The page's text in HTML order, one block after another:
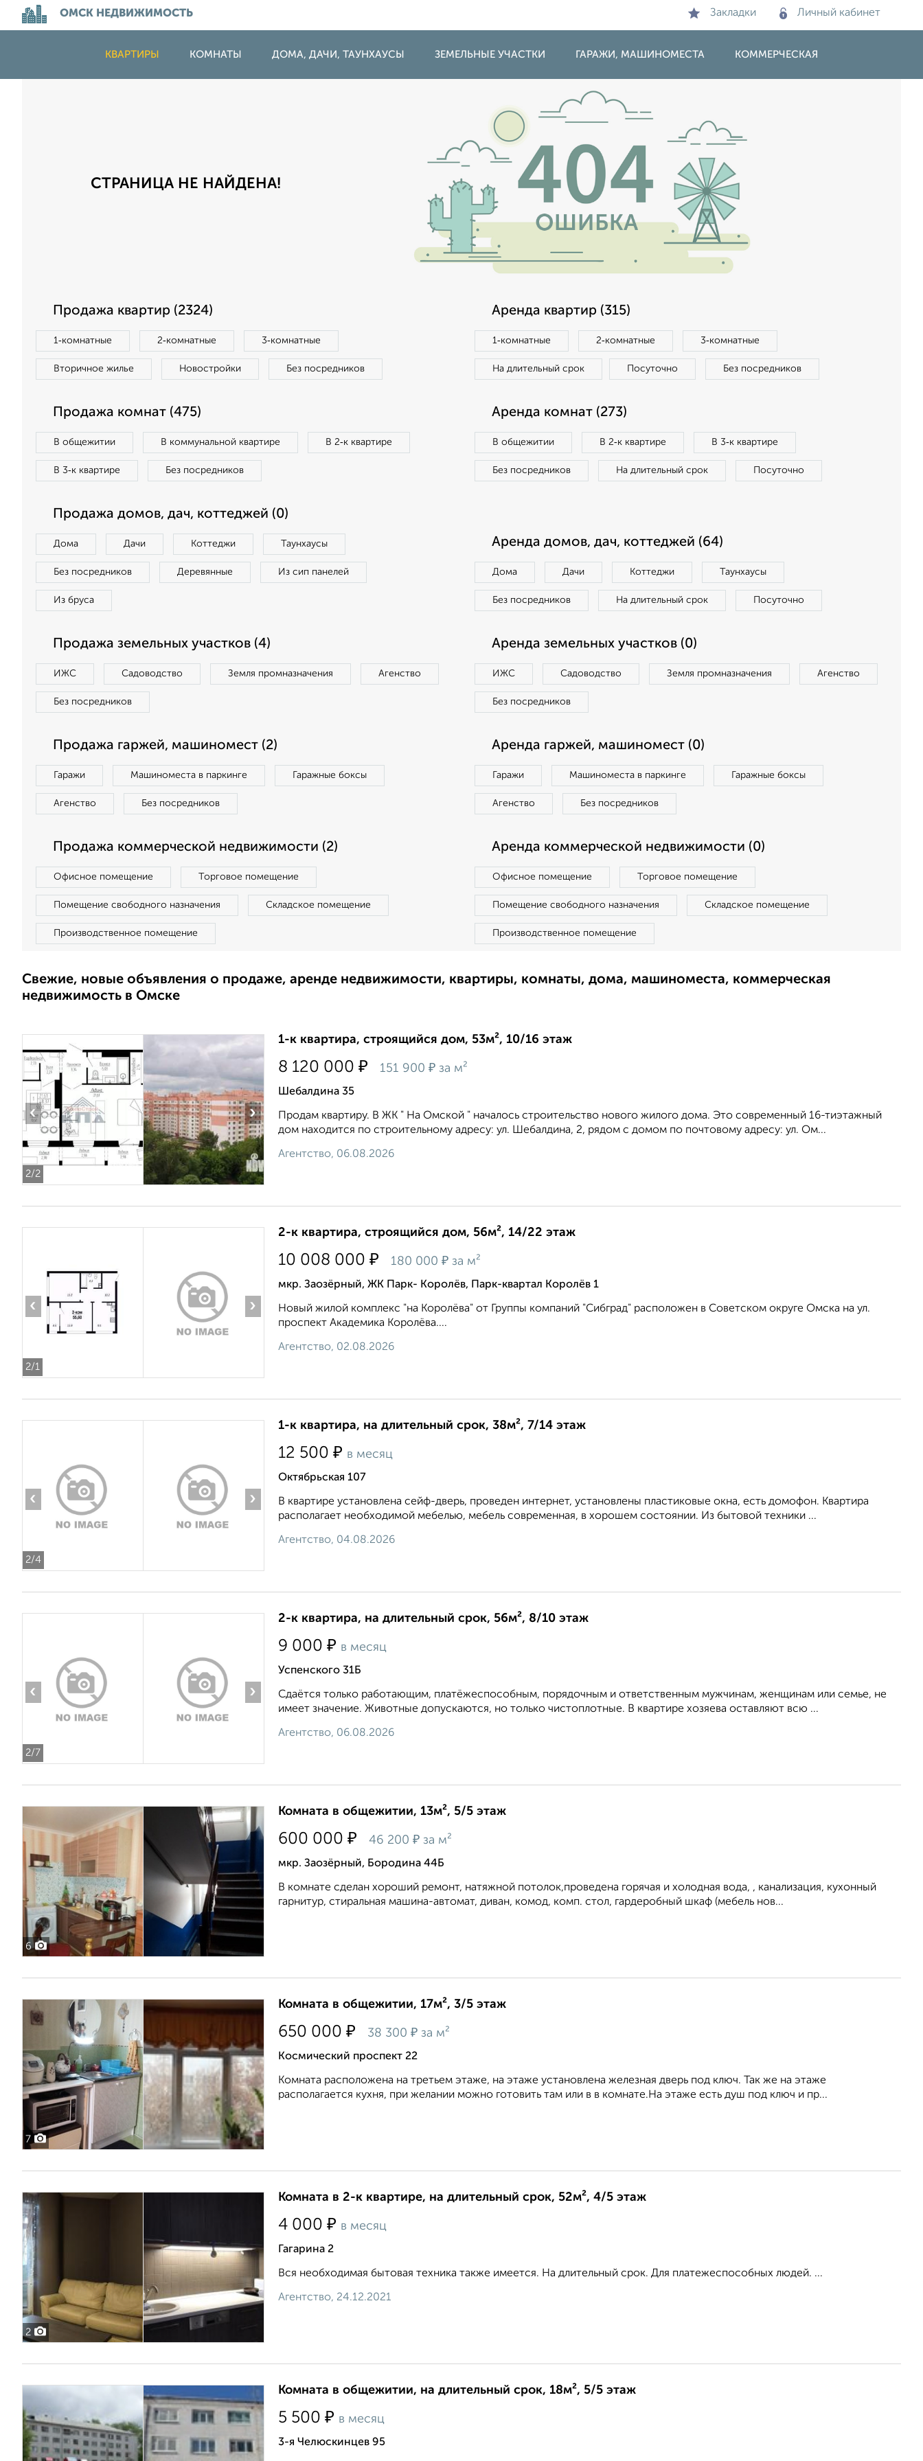
ОМСК НЕДВИЖИМОСТЬ Закладки Личный кабинет
КВАРТИРЫ КОМНАТЫ ДОМА, ДАЧИ, ТАУНХАУСЫ ЗЕМЕЛЬНЫЕ УЧАСТКИ ГАРАЖИ, МАШИНОМЕСТА КОММЕРЧЕСКАЯ
СТРАНИЦА НЕ НАЙДЕНА!
Продажа квартир (2324)
1‑комнатные 2‑комнатные 3‑комнатные
Вторичное жилье Новостройки Без посредников
Аренда квартир (315)
1‑комнатные 2‑комнатные 3‑комнатные
На длительный срок Посуточно Без посредников
Продажа комнат (475)
В общежитии В коммунальной квартире В 2‑к квартире
В 3‑к квартире Без посредников
Аренда комнат (273)
В общежитии В 2‑к квартире В 3‑к квартире
Без посредников На длительный срок Посуточно
Продажа домов, дач, коттеджей (0)
Дома Дачи Коттеджи Таунхаусы
Без посредников Деревянные Из сип панелей
Из бруса
Аренда домов, дач, коттеджей (64)
Дома Дачи Коттеджи Таунхаусы
Без посредников На длительный срок Посуточно
Продажа земельных участков (4)
ИЖС Садоводство Земля промназначения Агенство
Без посредников
Аренда земельных участков (0)
ИЖС Садоводство Земля промназначения Агенство
Без посредников
Продажа гаржей, машиномест (2)
Гаражи Машиноместа в паркинге Гаражные боксы
Агенство Без посредников
Аренда гаржей, машиномест (0)
Гаражи Машиноместа в паркинге Гаражные боксы
Агенство Без посредников
Продажа коммерческой недвижимости (2)
Офисное помещение Торговое помещение
Помещение свободного назначения Складское помещение
Производственное помещение
Аренда коммерческой недвижимости (0)
Офисное помещение Торговое помещение
Помещение свободного назначения Складское помещение
Производственное помещение
Свежие, новые объявления о продаже, аренде недвижимости, квартиры, комнаты, дома, машиноместа, коммерческая
недвижимость в Омске
2/2
‹ ›
1-к квартира, строящийся дом, 53м², 10/16 этаж
8 120 000 ₽ 151 900 ₽ за м²
Шебалдина 35
Продам квартиру. В ЖК " На Омской " началось строительство нового жилого дома. Это современный 16-тиэтажный
дом находится по строительному адресу: ул. Шебалдина, 2, рядом с домом по почтовому адресу: ул. Ом...
Агентство, 06.08.2026
2/1
‹ ›
2-к квартира, строящийся дом, 56м², 14/22 этаж
10 008 000 ₽ 180 000 ₽ за м²
мкр. Заозёрный, ЖК Парк- Королёв, Парк-квартал Королёв 1
Новый жилой комплекс "на Королёва" от Группы компаний "Сибград" расположен в Советском округе Омска на ул.
проспект Академика Королёва....
Агентство, 02.08.2026
2/4
‹ ›
1-к квартира, на длительный срок, 38м², 7/14 этаж
12 500 ₽ в месяц
Октябрьская 107
В квартире установлена сейф-дверь, проведен интернет, установлены пластиковые окна, есть домофон. Квартира
располагает необходимой мебелью, мебель современная, в хорошем состоянии. Из бытовой техники ...
Агентство, 04.08.2026
2/7
‹ ›
2-к квартира, на длительный срок, 56м², 8/10 этаж
9 000 ₽ в месяц
Успенского 31Б
Сдаётся только работающим, платёжеспособным, порядочным и ответственным мужчинам, женщинам или семье, не
имеет значение. Животные допускаются, но только чистоплотные. В квартире хозяева оставляют всю ...
Агентство, 06.08.2026
6
Комната в общежитии, 13м², 5/5 этаж
600 000 ₽ 46 200 ₽ за м²
мкр. Заозёрный, Бородина 44Б
В комнате сделан хороший ремонт, натяжной потолок,проведена горячая и холодная вода, , канализация, кухонный
гарнитур, стиральная машина-автомат, диван, комод, комп. стол, гардеробный шкаф (мебель нов...
7
Комната в общежитии, 17м², 3/5 этаж
650 000 ₽ 38 300 ₽ за м²
Космический проспект 22
Комната расположена на третьем этаже, на этаже установлена железная дверь под ключ. Так же на этаже
располагается кухня, при желании можно готовить там или в в комнате.На этаже есть душ под ключ и пр...
2
Комната в 2-к квартире, на длительный срок, 52м², 4/5 этаж
4 000 ₽ в месяц
Гагарина 2
Вся необходимая бытовая техника также имеется. На длительный срок. Для платежеспособных людей. ...
Агентство, 24.12.2021
Комната в общежитии, на длительный срок, 18м², 5/5 этаж
5 500 ₽ в месяц
3-я Челюскинцев 95